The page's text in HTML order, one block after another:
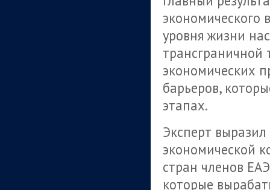
экономического
уровня жизни
трансграничной
экономических
барьеров,
этапах.
Эксперт
экономической
стран членов
которые